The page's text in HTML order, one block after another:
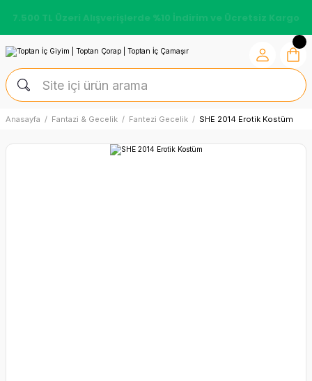
7.500 TL Üzeri Alışverişlerde %10 İndirim ve Ücretsiz Kargo
Anasayfa Fantazi & Gecelik Fantezi Gecelik SHE 2014 Erotik Kostüm